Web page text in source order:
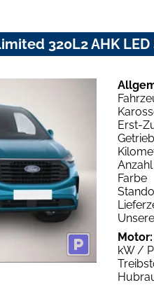
320L2 AHK LED
Erst-
Farbe
Motor:
kW /